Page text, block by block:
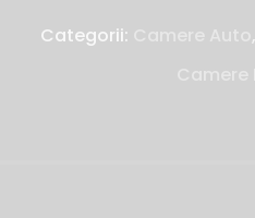
Categorii: ,